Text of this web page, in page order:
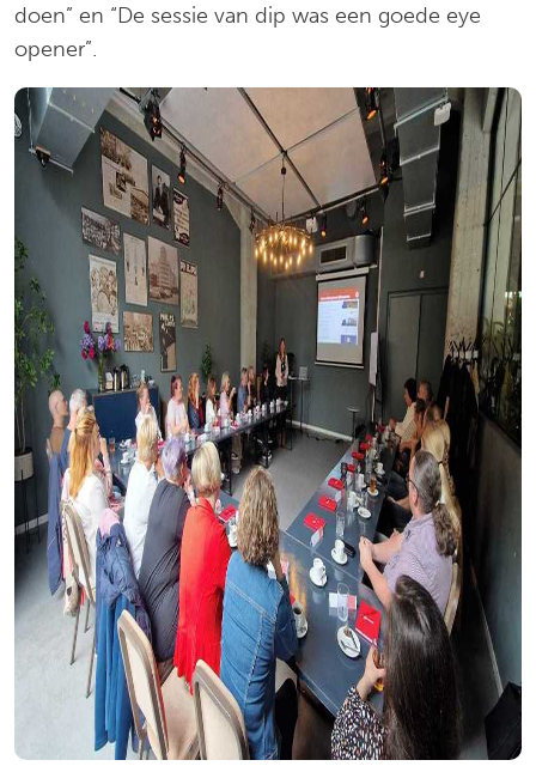
doen” en “De sessie van dip was een goede eye
opener”.